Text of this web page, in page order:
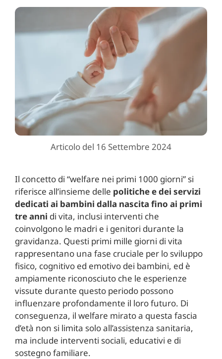
Articolo del 16 Settembre 2024
Il concetto di “welfare nei primi 1000 giorni” si
riferisce all’insieme delle politiche e dei servizi
dedicati ai bambini dalla nascita fino ai primi
tre anni di vita, inclusi interventi che
coinvolgono le madri e i genitori durante la
gravidanza. Questi primi mille giorni di vita
rappresentano una fase cruciale per lo sviluppo
fisico, cognitivo ed emotivo dei bambini, ed è
ampiamente riconosciuto che le esperienze
vissute durante questo periodo possono
influenzare profondamente il loro futuro. Di
conseguenza, il welfare mirato a questa fascia
d’età non si limita solo all’assistenza sanitaria,
ma include interventi sociali, educativi e di
sostegno familiare.